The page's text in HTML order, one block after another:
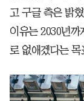
고 구글 측은 밝
이유는 2030년까
로 없애겠다는 목